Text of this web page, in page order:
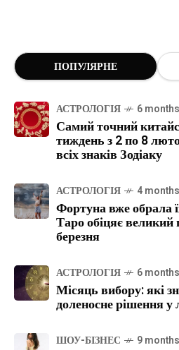
ПОПУЛЯРНЕ
АСТРОЛОГІЯ 6
Самий точний
тиждень з 2 по 8
всіх знаків Зодіаку
АСТРОЛОГІЯ 4
Фортуна вже обрала
Таро обіцяє великий
березня
АСТРОЛОГІЯ 6
Місяць вибору: які
доленосне рішення
ШОУ-БІЗНЕС 9